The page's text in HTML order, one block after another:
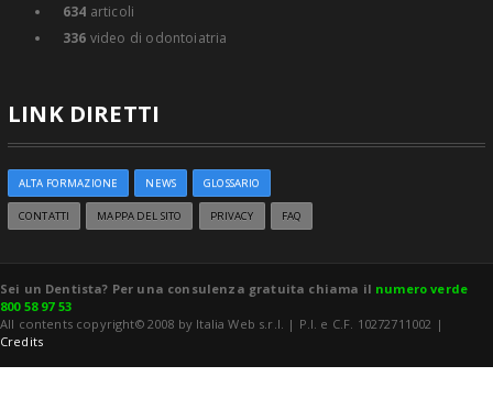
634 articoli
336 video di odontoiatria
LINK DIRETTI
ALTA FORMAZIONE NEWS GLOSSARIO
CONTATTI MAPPA DEL SITO PRIVACY FAQ
Sei un Dentista? Per una consulenza gratuita chiama il numero verde
800 58 97 53
All contents copyright© 2008 by Italia Web s.r.l. | P.I. e C.F. 10272711002 |
Credits